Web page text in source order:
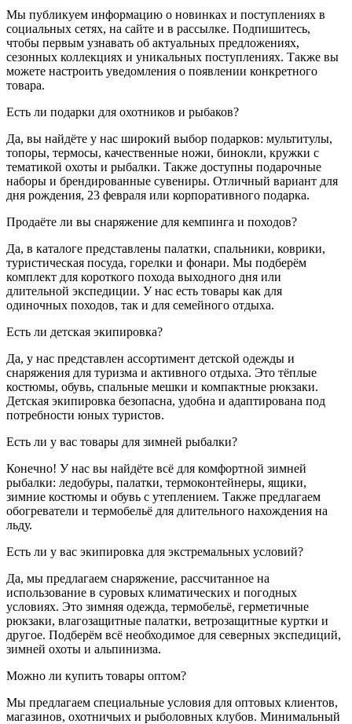
Мы публикуем информацию о новинках и поступлениях в
социальных сетях, на сайте и в рассылке. Подпишитесь,
чтобы первым узнавать об актуальных предложениях,
сезонных коллекциях и уникальных поступлениях. Также вы
можете настроить уведомления о появлении конкретного
товара.
Есть ли подарки для охотников и рыбаков?
Да, вы найдёте у нас широкий выбор подарков: мультитулы,
топоры, термосы, качественные ножи, бинокли, кружки с
тематикой охоты и рыбалки. Также доступны подарочные
наборы и брендированные сувениры. Отличный вариант для
дня рождения, 23 февраля или корпоративного подарка.
Продаёте ли вы снаряжение для кемпинга и походов?
Да, в каталоге представлены палатки, спальники, коврики,
туристическая посуда, горелки и фонари. Мы подберём
комплект для короткого похода выходного дня или
длительной экспедиции. У нас есть товары как для
одиночных походов, так и для семейного отдыха.
Есть ли детская экипировка?
Да, у нас представлен ассортимент детской одежды и
снаряжения для туризма и активного отдыха. Это тёплые
костюмы, обувь, спальные мешки и компактные рюкзаки.
Детская экипировка безопасна, удобна и адаптирована под
потребности юных туристов.
Есть ли у вас товары для зимней рыбалки?
Конечно! У нас вы найдёте всё для комфортной зимней
рыбалки: ледобуры, палатки, термоконтейнеры, ящики,
зимние костюмы и обувь с утеплением. Также предлагаем
обогреватели и термобельё для длительного нахождения на
льду.
Есть ли у вас экипировка для экстремальных условий?
Да, мы предлагаем снаряжение, рассчитанное на
использование в суровых климатических и погодных
условиях. Это зимняя одежда, термобельё, герметичные
рюкзаки, влагозащитные палатки, ветрозащитные куртки и
другое. Подберём всё необходимое для северных экспедиций,
зимней охоты и альпинизма.
Можно ли купить товары оптом?
Мы предлагаем специальные условия для оптовых клиентов,
магазинов, охотничьих и рыболовных клубов. Минимальный